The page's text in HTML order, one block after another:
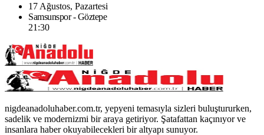
17 Ağustos, Pazartesi
Samsunspor - Göztepe
21:30
nigdeanadoluhaber.com.tr, yepyeni temasıyla sizleri buluştururken,
sadelik ve modernizmi bir araya getiriyor. Şatafattan kaçınıyor ve
insanlara haber okuyabilecekleri bir altyapı sunuyor.